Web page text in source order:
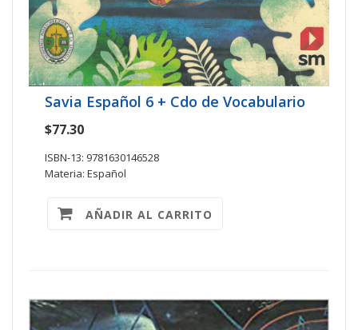
Savia Español 6 + Cdo de Vocabulario
$77.30
ISBN-13: 9781630146528
Materia: Español
AÑADIR AL CARRITO